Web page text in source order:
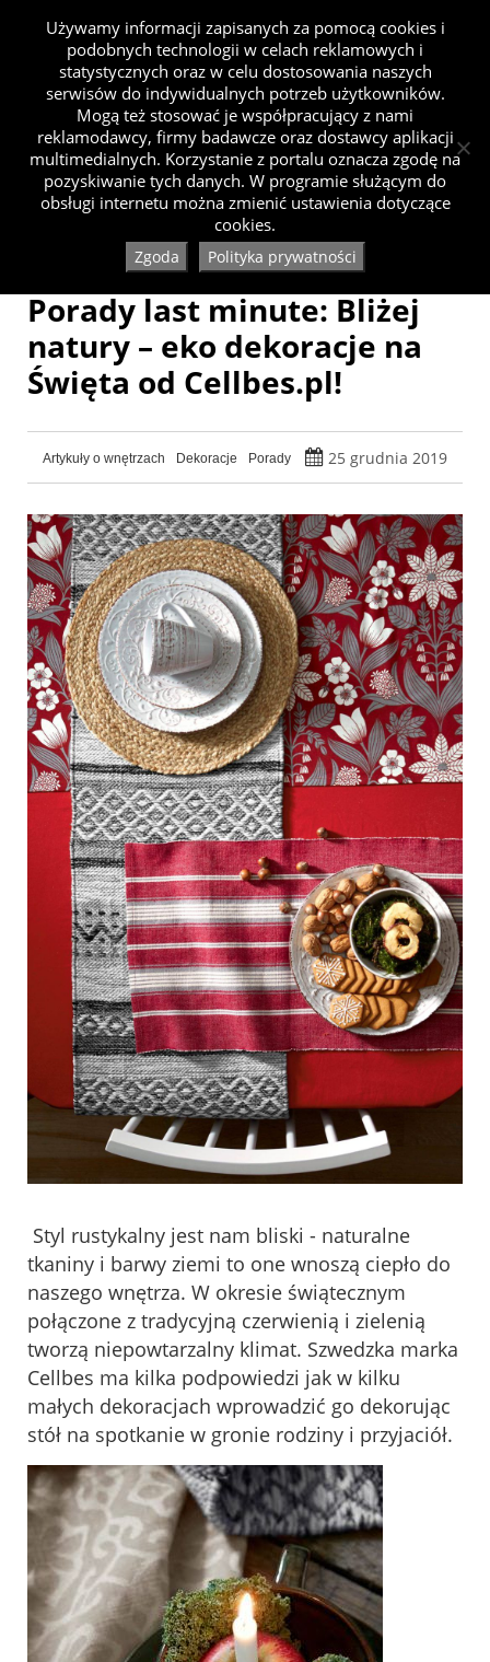
Porady last minute: Bliżej
natury – eko dekoracje na
Święta od Cellbes.pl!
Artykuły o wnętrzach Dekoracje Porady 25 grudnia 2019
Styl rustykalny jest nam bliski - naturalne
tkaniny i barwy ziemi to one wnoszą ciepło do
naszego wnętrza. W okresie świątecznym
połączone z tradycyjną czerwienią i zielenią
tworzą niepowtarzalny klimat. Szwedzka marka
Cellbes ma kilka podpowiedzi jak w kilku
małych dekoracjach wprowadzić go dekorując
stół na spotkanie w gronie rodziny i przyjaciół.
Używamy informacji zapisanych za pomocą cookies i
podobnych technologii w celach reklamowych i
statystycznych oraz w celu dostosowania naszych
serwisów do indywidualnych potrzeb użytkowników.
Mogą też stosować je współpracujący z nami
reklamodawcy, firmy badawcze oraz dostawcy aplikacji
multimedialnych. Korzystanie z portalu oznacza zgodę na
pozyskiwanie tych danych. W programie służącym do
obsługi internetu można zmienić ustawienia dotyczące
cookies.
Zgoda Polityka prywatności